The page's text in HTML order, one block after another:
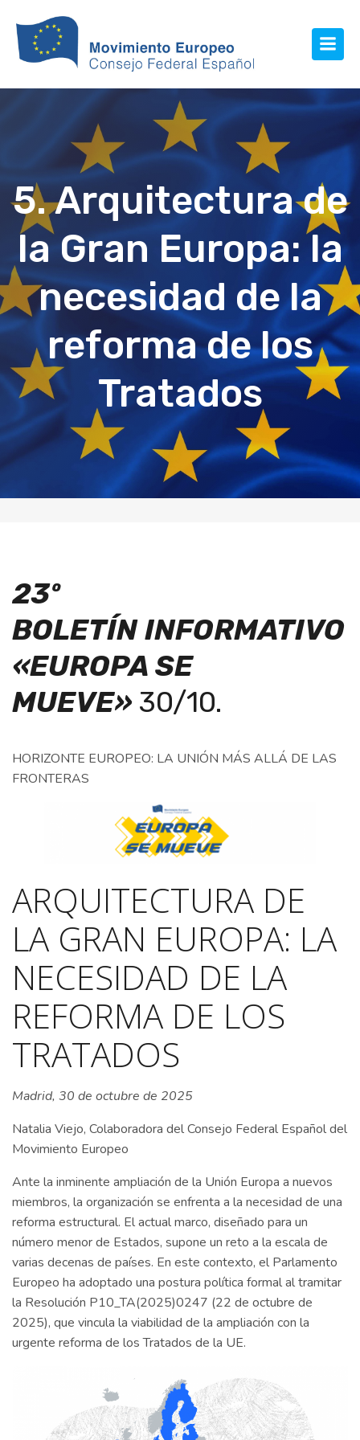
5. Arquitectura de
la Gran Europa: la
necesidad de la
reforma de los
Tratados
23º
BOLETÍN INFORMATIVO
«EUROPA SE
MUEVE» 30/10.
HORIZONTE EUROPEO: LA UNIÓN MÁS ALLÁ DE LAS
FRONTERAS
ARQUITECTURA DE
LA GRAN EUROPA: LA
NECESIDAD DE LA
REFORMA DE LOS
TRATADOS
Madrid, 30 de octubre de 2025
Natalia Viejo, Colaboradora del Consejo Federal Español del
Movimiento Europeo
Ante la inminente ampliación de la Unión Europa a nuevos
miembros, la organización se enfrenta a la necesidad de una
reforma estructural. El actual marco, diseñado para un
número menor de Estados, supone un reto a la escala de
varias decenas de países. En este contexto, el Parlamento
Europeo ha adoptado una postura política formal al tramitar
la Resolución P10_TA(2025)0247 (22 de octubre de
2025), que vincula la viabilidad de la ampliación con la
urgente reforma de los Tratados de la UE.